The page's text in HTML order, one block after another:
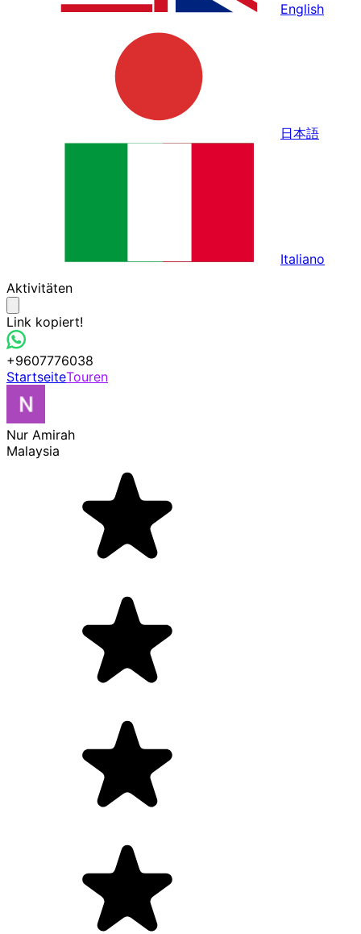
English
日本語
Italiano
Aktivitäten
Link kopiert!
+9607776038
StartseiteTouren
Nur Amirah
Malaysia